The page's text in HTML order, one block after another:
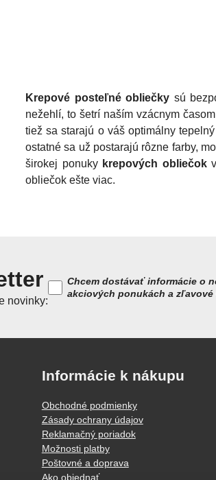
Krepové posteľné obliečky sú
nežehlí, to šetrí naším vzácnym
tiež sa starajú o váš optimálny
ostatné sa už postarajú rôzne farby,
širokej ponuky krepových obliečok
obliečok ešte viac.
novinky:
Chcem dostávať informácie o
akciových ponukách a zľavové
Informácie k nákupu
Obchodné podmienky
Zásady ochrany údajov
Reklamačný poriadok
Možnosti platby
Poštovné a doprava
Ako objednať